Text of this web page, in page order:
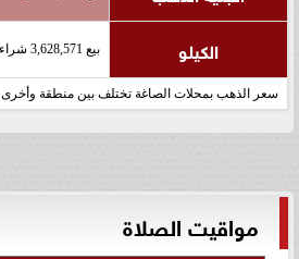
الكيلو بيع 3,628,571 شراء 3,685,714
سعر الذهب بمحلات الصاغة تختلف بين منطقة وأخرى
مواقيت الصلاة